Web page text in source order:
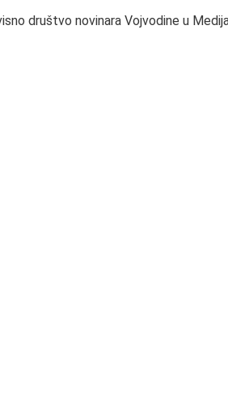
društvo novinara Vojvodine u